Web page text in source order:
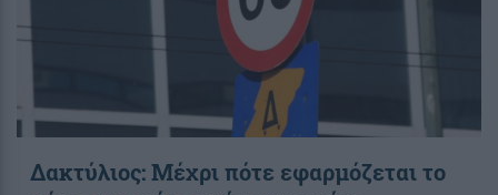
Δακτύλιος: Μέχρι πότε εφαρμόζεται το